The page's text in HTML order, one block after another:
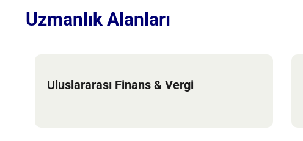
Uzmanlık Alanları
Uluslararası Finans & Vergi